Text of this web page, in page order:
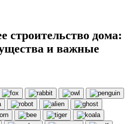
строительство дома:
и важные